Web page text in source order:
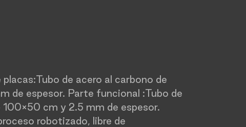
de acero al carbono de
de espesor. Parte funcional :Tubo de
100×50 cm y 2.5 mm de espesor.
robotizado, libre de